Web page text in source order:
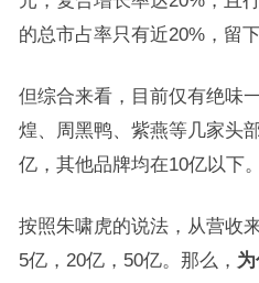
的总市占率只有近20%，留
但综合来看，目前仅有绝味
煌、周黑鸭、紫燕等几家头
亿，其他品牌均在10亿以下。
按照朱啸虎的说法，从营收
5亿，20亿，50亿。那么，